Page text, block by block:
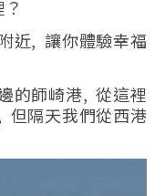
近, 讓你體驗幸福
的師崎港, 從這裡
隔天我們從西港